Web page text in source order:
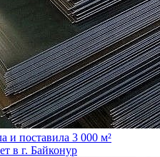
и поставила 3 000 м²
в г. Байконур